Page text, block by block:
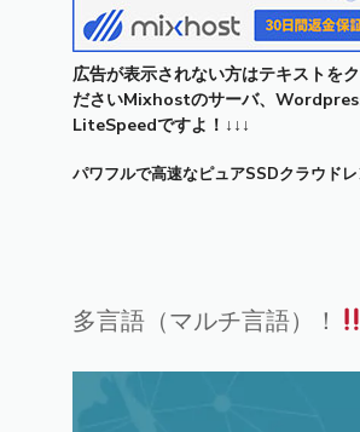
広告が表示されない方はテキストを
ださいMixhostのサーバ、
LiteSpeedですよ！↓↓↓
パワフルで高速なピュアSSDクラウド
多言語（マルチ言語）！